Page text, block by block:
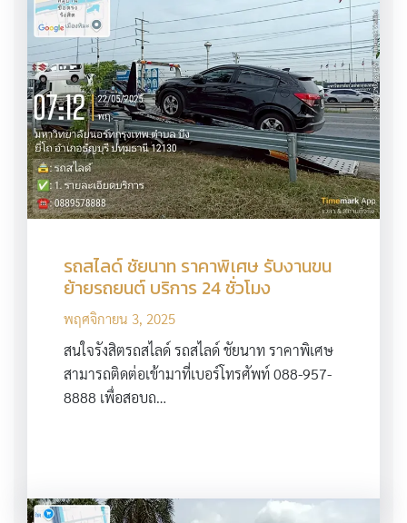
รถสไลด์ ชัยนาท ราคาพิเศษ รับงานขน
ย้ายรถยนต์ บริการ 24 ชั่วโมง
พฤศจิกายน 3, 2025
สนใจรังสิตรถสไลด์ รถสไลด์ ชัยนาท ราคาพิเศษ
สามารถติดต่อเข้ามาที่เบอร์โทรศัพท์ 088-957-
8888 เพื่อสอบถ…